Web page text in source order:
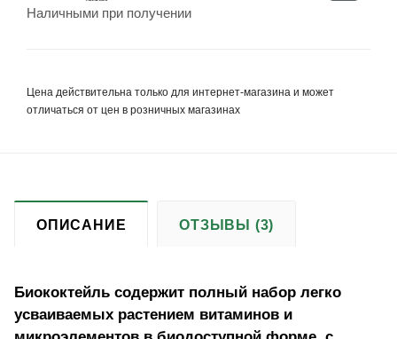
Наличными при получении
Цена действительна только для интернет-магазина и может
отличаться от цен в розничных магазинах
ОПИСАНИЕ ОТЗЫВЫ (3)
Биококтейль содержит полный набор легко
усваиваемых растением витаминов и